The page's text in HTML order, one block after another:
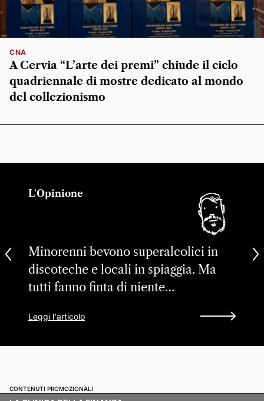
CNA
A Cervia “L’arte dei premi” chiude il ciclo
quadriennale di mostre dedicato al mondo
del collezionismo
L'Opinione
Minorenni bevono superalcolici in
discoteche e locali in spiaggia. Ma
tutti fanno finta di niente…
Leggi l'articolo
CONTENUTI PROMOZIONALI